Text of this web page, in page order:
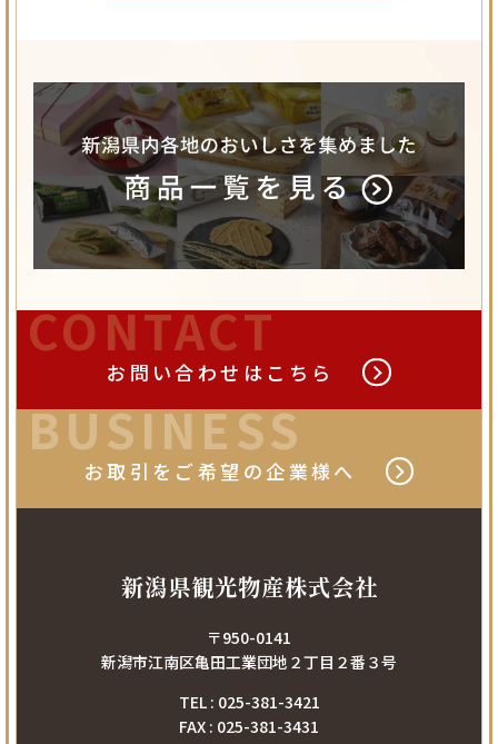
CONTACT
お問い合わせは こちら
BUSINESS
お取引をご希望の 企業様へ
新潟県観光物産株式会社
〒950-0141
新潟市江南区亀田工業団地２丁目２番３号
TEL : 025-381-3421
FAX : 025-381-3431